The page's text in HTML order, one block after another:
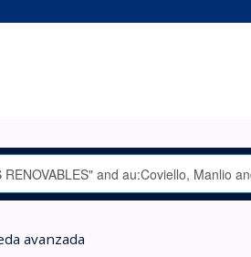
avanzada